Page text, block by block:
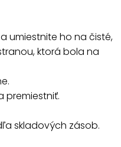
umiestnite ho na čisté,
ktorá bola na
premiestniť.
skladových zásob.